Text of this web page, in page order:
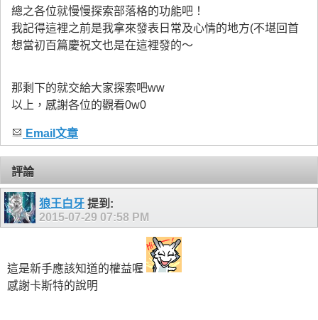
總之各位就慢慢探索部落格的功能吧！
我記得這裡之前是我拿來發表日常及心情的地方(不堪回首
想當初百篇慶祝文也是在這裡發的～
那剩下的就交給大家探索吧ww
以上，感謝各位的觀看0w0
Email文章
評論
狼王白牙 提到:
2015-07-29 07:58 PM
這是新手應該知道的權益喔
感謝卡斯特的說明